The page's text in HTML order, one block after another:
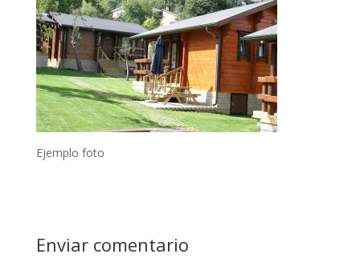
Ejemplo foto
Enviar comentario